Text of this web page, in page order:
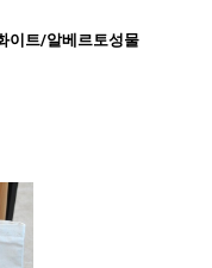
이트/알베르토성물